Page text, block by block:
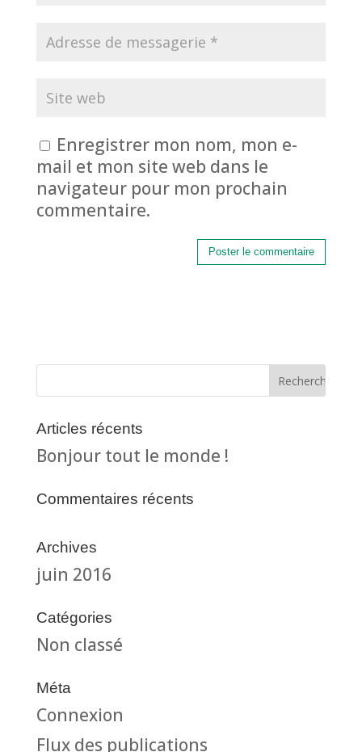
Enregistrer mon nom, mon e-
mail et mon site web dans le
navigateur pour mon prochain
commentaire.
Articles récents
Bonjour tout le monde !
Commentaires récents
Archives
juin 2016
Catégories
Non classé
Méta
Connexion
Flux des publications